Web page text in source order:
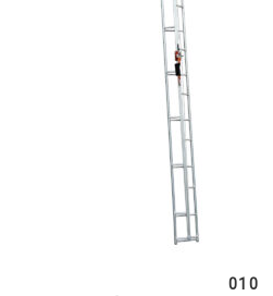
010